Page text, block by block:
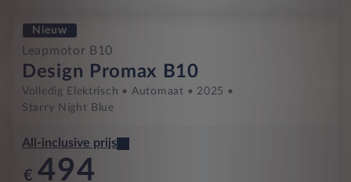
Nieuw
Leapmotor B10
Design Promax B10
Volledig Elektrisch Automaat
2025
Starry Night Blue
All-inclusive prijs
€ 494